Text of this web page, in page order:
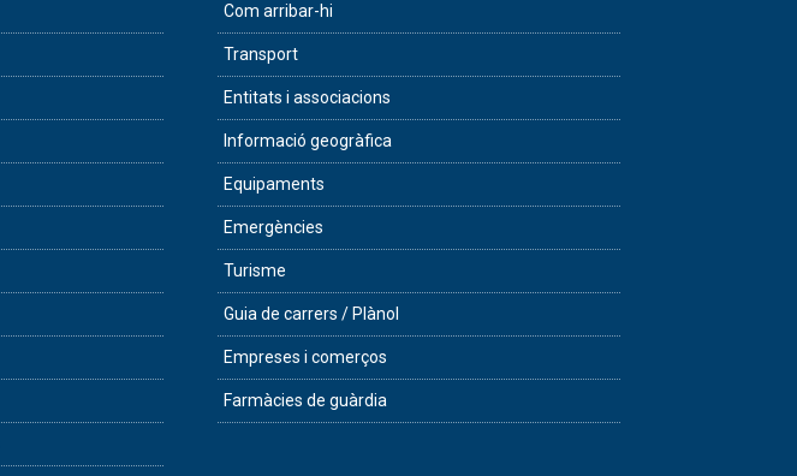
Com arribar-hi
Transport
Entitats i associacions
Informació geogràfica
Equipaments
Emergències
Turisme
Guia de carrers / Plànol
Empreses i comerços
Farmàcies de guàrdia